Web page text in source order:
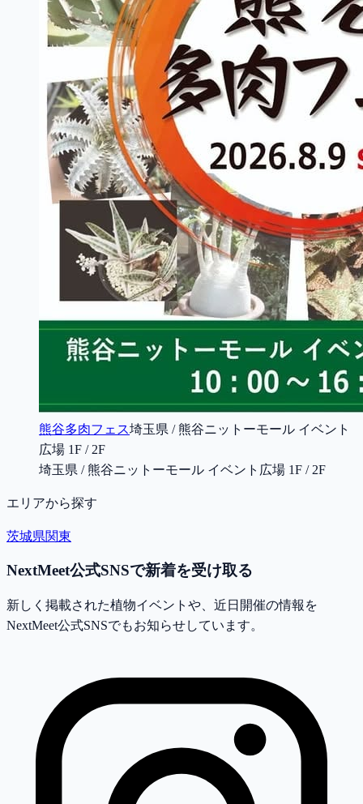
熊谷多肉フェス埼玉県 / 熊谷ニットーモール イベント
広場 1F / 2F
埼玉県 / 熊谷ニットーモール イベント広場 1F / 2F
エリアから探す
茨城県関東
NextMeet公式SNSで新着を受け取る
新しく掲載された植物イベントや、近日開催の情報を
NextMeet公式SNSでもお知らせしています。